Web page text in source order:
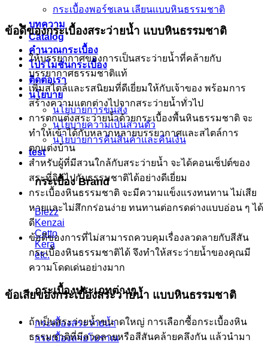
กระเบื้องพอร์ชเลน เลียนเเบบหินธรรมชาติ
บทความ
Catalog
คำนวณกระเบื้อง
โปรโมชั่นกระเบื้อง
ติดต่อเรา
นโยบาย
นโยบายการขนส่ง
นโยบายความเป็นส่วนตัว
นโยบายการคืนสินค้าและคืนเงิน
test
กระเบื้อง Brand
Blezz
Kenzai
Cotto
Kera
etc.
กระเบื้องประเภทต่างๆ
กระเบื้องสระว่ายน้ำ
กระเบื้องลายโบราณ
ข้อดีของกระเบื้องสระว่ายน้ำ แบบหินธรรมชาติ
ให้บรรยากาศของการเป็นสระว่ายน้ำที่คล้ายกับ
บรรยากาศธรรมชาติแท้
เพิ่มสไตล์และรสนิยมที่ดีเยี่ยมให้กับเจ้าของ พร้อมการ
สร้างความแตกต่างไปจากสระว่ายน้ำทั่วไป
การตกแต่งสระว่ายน้ำด้วยกระเบื้องพื้นหินธรรมชาติ จะ
ทำให้เข้าได้กับหลากหลายบรรยากาศและสไตล์การ
ตกแต่งบ้าน
สำหรับผู้ที่มีสวนใกล้กับสระว่ายน้ำ จะได้คอนเซ็ปต์ของ
สระที่อินไปกับธรรมชาติได้อย่างดีเยี่ยม
กระเบื้องหินธรรมชาติ จะมีความแข็งแรงทนทาน ไม่เสีย
หายและไม่สึกกร่อนง่าย ทนทานต่อกรดด่างแบบอ่อน ๆ ได้
ดี
ข้อดีของการที่ไม่สามารถควบคุมเรื่องลวดลายกับสีสัน
กระเบื้องหินธรรมชาติได้ จึงทำให้สระว่ายน้ำของคุณมี
ความโดดเด่นอย่างมาก
ข้อเสียของกระเบื้องสระว่ายน้ำ แบบหินธรรมชาติ
ถ้าเป็นสระว่ายน้ำขนาดใหญ่ การเลือกซื้อกระเบื้องหิน
ธรรมชาติที่มีลวดลายหรือสีสันคล้ายคลึงกัน แล้วนำมา